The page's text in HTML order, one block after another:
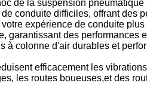
de la suspension
conduite difficiles, offrant des
expérience de conduite
garantissant des performances
colonne d'air durables et
efficacement les
les routes boueuses,et des